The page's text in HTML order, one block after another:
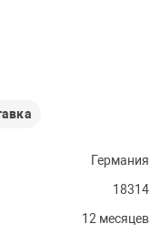
Германия
18314
12 месяцев